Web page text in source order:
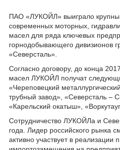
ПАО «ЛУКОЙЛ» выиграло
современных моторных,
масел для ряда ключевых
горнодобывающего дивизионов
«Северсталь».
Согласно договору, до конца
масел ЛУКОЙЛ получат
«Череповецкий
трубный завод», «Северсталь –
«Карельский окатыш»,
Сотрудничество ЛУКОЙЛа и
года. Лидер российского рынка
активно участвует в реализации